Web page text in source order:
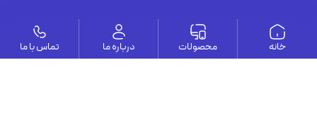
وستا
ارتباط با ما
درباره ما
خانه محصولات درباره ما تماس با ما